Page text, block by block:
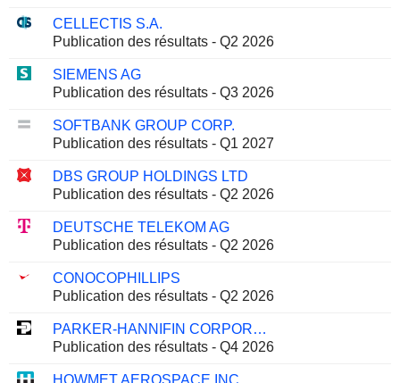
CELLECTIS S.A.
Publication des résultats - Q2 2026
SIEMENS AG
Publication des résultats - Q3 2026
SOFTBANK GROUP CORP.
Publication des résultats - Q1 2027
DBS GROUP HOLDINGS LTD
Publication des résultats - Q2 2026
DEUTSCHE TELEKOM AG
Publication des résultats - Q2 2026
CONOCOPHILLIPS
Publication des résultats - Q2 2026
PARKER-HANNIFIN CORPORATION
Publication des résultats - Q4 2026
HOWMET AEROSPACE INC.